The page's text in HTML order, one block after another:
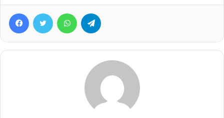
FacebookTwitter WhatsApp